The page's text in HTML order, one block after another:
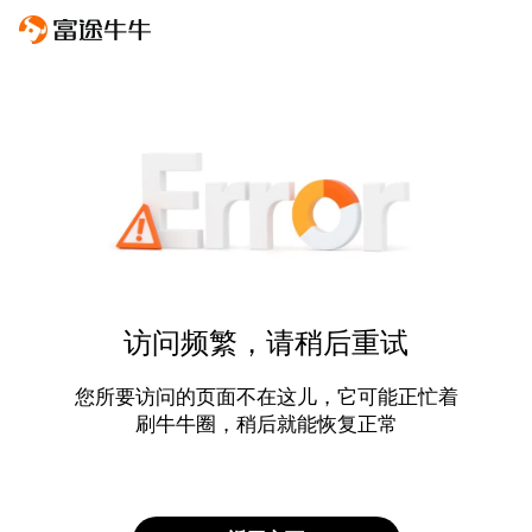
访问频繁，请稍后重试
您所要访问的页面不在这儿，它可能正忙着
刷牛牛圈，稍后就能恢复正常